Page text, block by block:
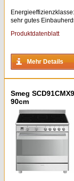
sehr gutes
Produktdatenblatt
Mehr Details
Smeg
90cm